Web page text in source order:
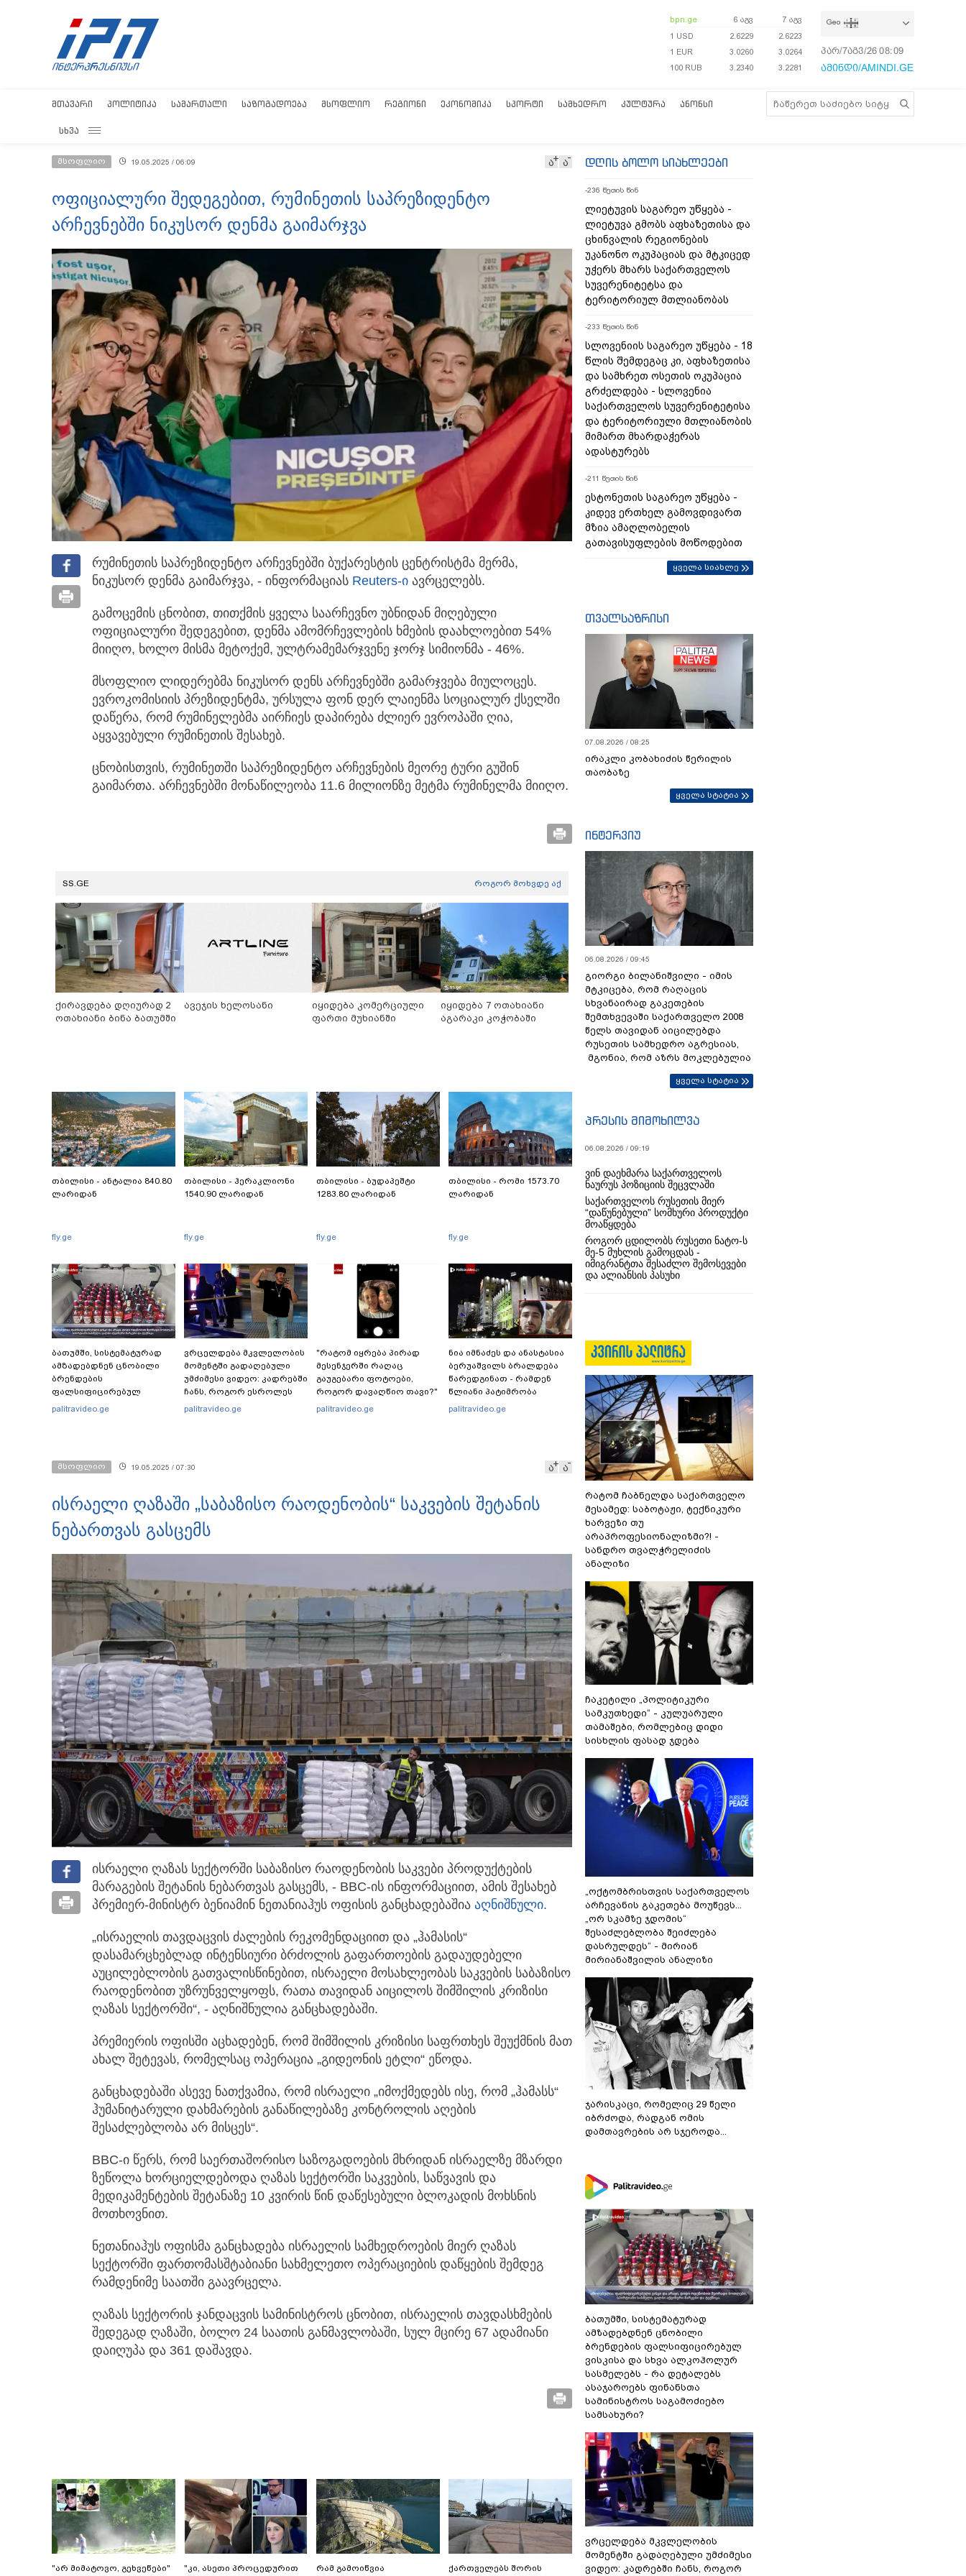
bpn.ge 6 აგვ
7 აგვ
1 USD
2.6229
2.6223
1 EUR
3.0260
3.0264
100 RUB
3.2340 3.2281
Geo
პარ/7აგვ/26 08:09:27
ამინდი/AMINDI.GE
ᲛᲗᲐᲕᲐᲠᲘ ᲞᲝᲚᲘᲢᲘᲙᲐ ᲡᲐᲛᲐᲠᲗᲐᲚᲘ ᲡᲐᲖᲝᲒᲐᲓᲝᲔᲑᲐ ᲛᲡᲝᲤᲚᲘᲝ ᲠᲔᲒᲘᲝᲜᲘ ᲔᲙᲝᲜᲝᲛᲘᲙᲐ ᲡᲞᲝᲠᲢᲘ ᲡᲐᲛᲮᲔᲓᲠᲝ ᲙᲣᲚᲢᲣᲠᲐ ᲐᲜᲝᲜᲡᲘ
ᲡᲮᲕᲐ
მსოფლიო 19.05.2025 / 06:09 ა ა
ოფიციალური შედეგებით, რუმინეთის საპრეზიდენტო
არჩევნებში ნიკუსორ დენმა გაიმარჯვა
რუმინეთის საპრეზიდენტო არჩევნებში ბუქარესტის ცენტრისტმა მერმა,
ნიკუსორ დენმა გაიმარჯვა, - ინფორმაციას Reuters-ი ავრცელებს.
გამოცემის ცნობით, თითქმის ყველა საარჩევნო უბნიდან მიღებული
ოფიციალური შედეგებით, დენმა ამომრჩევლების ხმების დაახლოებით 54%
მიიღო, ხოლო მისმა მეტოქემ, ულტრამემარჯვენე ჯორჯ სიმიონმა - 46%.
მსოფლიო ლიდერებმა ნიკუსორ დენს არჩევნებში გამარჯვება მიულოცეს.
ევროკომისიის პრეზიდენტმა, ურსულა ფონ დერ ლაიენმა სოციალურ ქსელში
დაწერა, რომ რუმინელებმა აირჩიეს დაპირება ძლიერ ევროპაში ღია,
აყვავებული რუმინეთის შესახებ.
ცნობისთვის, რუმინეთში საპრეზიდენტო არჩევნების მეორე ტური გუშინ
გაიმართა. არჩევნებში მონაწილეობა 11.6 მილიონზე მეტმა რუმინელმა მიიღო.
SS.GE როგორ მოხვდე აქ
ქირავდება დღიურად 2
ოთახიანი ბინა ბათუმში
ავეჯის ხელოსანი
იყიდება კომერციული
ფართი მუხიანში
იყიდება 7 ოთახიანი
აგარაკი კოჭობაში
თბილისი - ანტალია 840.80
ლარიდან
fly.ge
თბილისი - ჰერაკლიონი
1540.90 ლარიდან
fly.ge
თბილისი - ბუდაპეშტი
1283.80 ლარიდან
fly.ge
თბილისი - რომი 1573.70
ლარიდან
fly.ge
ბათუმში, სისტემატურად
ამზადებდნენ ცნობილი
ბრენდების
ფალსიფიცირებულ
ვისკისა და სხვა
palitravideo.ge
ვრცელდება მკვლელობის
მომენტში გადაღებული
უმძიმესი ვიდეო: კადრებში
ჩანს, როგორ ესროლეს
ცნობილ "ტიკტოკერს"
palitravideo.ge
"რატომ იყრება პირად
მესენჯერში რაღაც
გაუგებარი ფოტოები,
როგორ დავაღწიო თავი?"
- შესაძლებელია თუ არა ამ
palitravideo.ge
ნია იმნაძეს და ანასტასია
ბერუაშვილს ბრალდება
წარედგინათ - რამდენ
წლიანი პატიმრობა
ემუქრებათ
palitravideo.ge
მსოფლიო 19.05.2025 / 07:30 ა ა
ისრაელი ღაზაში „საბაზისო რაოდენობის“ საკვების შეტანის
ნებართვას გასცემს
ისრაელი ღაზას სექტორში საბაზისო რაოდენობის საკვები პროდუქტების
მარაგების შეტანის ნებართვას გასცემს, - BBC-ის ინფორმაციით, ამის შესახებ
პრემიერ-მინისტრ ბენიამინ ნეთანიაჰუს ოფისის განცხადებაშია აღნიშნული.
„ისრაელის თავდაცვის ძალების რეკომენდაციით და „ჰამასის“
დასამარცხებლად ინტენსიური ბრძოლის გაფართოების გადაუდებელი
აუცილებლობის გათვალისწინებით, ისრაელი მოსახლეობას საკვების საბაზისო
რაოდენობით უზრუნველყოფს, რათა თავიდან აიცილოს შიმშილის კრიზისი
ღაზას სექტორში“, - აღნიშნულია განცხადებაში.
პრემიერის ოფისში აცხადებენ, რომ შიმშილის კრიზისი საფრთხეს შეუქმნის მათ
ახალ შეტევას, რომელსაც ოპერაცია „გიდეონის ეტლი“ ეწოდა.
განცხადებაში ასევე ნათქვამია, რომ ისრაელი „იმოქმედებს ისე, რომ „ჰამასს“
ჰუმანიტარული დახმარების განაწილებაზე კონტროლის აღების
შესაძლებლობა არ მისცეს“.
BBC-ი წერს, რომ საერთაშორისო საზოგადოების მხრიდან ისრაელზე მზარდი
ზეწოლა ხორციელდებოდა ღაზას სექტორში საკვების, საწვავის და
მედიკამენტების შეტანაზე 10 კვირის წინ დაწესებული ბლოკადის მოხსნის
მოთხოვნით.
ნეთანიაჰუს ოფისმა განცხადება ისრაელის სამხედროების მიერ ღაზას
სექტორში ფართომასშტაბიანი სახმელეთო ოპერაციების დაწყების შემდეგ
რამდენიმე საათში გაავრცელა.
ღაზას სექტორის ჯანდაცვის სამინისტროს ცნობით, ისრაელის თავდასხმების
შედეგად ღაზაში, ბოლო 24 საათის განმავლობაში, სულ მცირე 67 ადამიანი
დაიღუპა და 361 დაშავდა.
"არ მიმატოვო, გეხვეწები"
"კი, ასეთი პროცედურით
რამ გამოიწვია
ქართველებს შორის
დღის ბოლო სიახლეები
-236 წუთის წინ
ლიეტუვის საგარეო უწყება -
ლიეტუვა გმობს აფხაზეთისა და
ცხინვალის რეგიონების
უკანონო ოკუპაციას და მტკიცედ
უჭერს მხარს საქართველოს
სუვერენიტეტსა და
ტერიტორიულ მთლიანობას
-233 წუთის წინ
სლოვენიის საგარეო უწყება - 18
წლის შემდეგაც კი, აფხაზეთისა
და სამხრეთ ოსეთის ოკუპაცია
გრძელდება - სლოვენია
საქართველოს სუვერენიტეტისა
და ტერიტორიული მთლიანობის
მიმართ მხარდაჭერას
ადასტურებს
-211 წუთის წინ
ესტონეთის საგარეო უწყება -
კიდევ ერთხელ გამოვდივართ
მზია ამაღლობელის
გათავისუფლების მოწოდებით
ყველა სიახლე
თვალსაზრისი
07.08.2026 / 08:25
ირაკლი კობახიძის წერილის
თაობაზე
ყველა სტატია
ინტერვიუ
06.08.2026 / 09:45
გიორგი ბილანიშვილი - იმის
მტკიცება, რომ რაღაცის
სხვანაირად გაკეთების
შემთხვევაში საქართველო 2008
წელს თავიდან აიცილებდა
რუსეთის სამხედრო აგრესიას,
მგონია, რომ აზრს მოკლებულია
ყველა სტატია
პრესის მიმოხილვა
06.08.2026 / 09:19
ვინ დაეხმარა საქართველოს
ნაურუს პოზიციის შეცვლაში
საქართველოს რუსეთის მიერ
“დაწუნებული” სომხური პროდუქტი
მოაწყდება
როგორ ცდილობს რუსეთი ნატო-ს
მე-5 მუხლის გამოცდას -
იმიგრანტთა შესაძლო შემოსევები
და ალიანსის პასუხი
რატომ ჩაბნელდა საქართველო
მესამედ: საბოტაჟი, ტექნიკური
ხარვეზი თუ
არაპროფესიონალიზმი?! -
სანდრო თვალჭრელიძის
ანალიზი
ჩაკეტილი „პოლიტიკური
სამკუთხედი“ - კულუარული
თამაშები, რომლებიც დიდი
სისხლის ფასად ჯდება
„ოქტომბრისთვის საქართველოს
არჩევანის გაკეთება მოუწევს...
„ორ სკამზე ჯდომის“
შესაძლებლობა შეიძლება
დასრულდეს“ - მირიან
მირიანაშვილის ანალიზი
ჯარისკაცი, რომელიც 29 წელი
იბრძოდა, რადგან ომის
დამთავრების არ სჯეროდა...
ბათუმში, სისტემატურად
ამზადებდნენ ცნობილი
ბრენდების ფალსიფიცირებულ
ვისკისა და სხვა ალკოჰოლურ
სასმელებს - რა დეტალებს
ასაჯაროებს ფინანსთა
სამინისტროს საგამოძიებო
სამსახური?
ვრცელდება მკვლელობის
მომენტში გადაღებული უმძიმესი
ვიდეო: კადრებში ჩანს, როგორ